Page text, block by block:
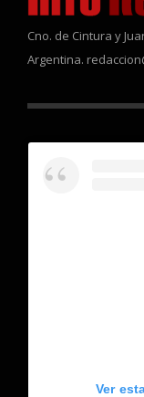
Cno. de Cintura y
Argentina.
Ver